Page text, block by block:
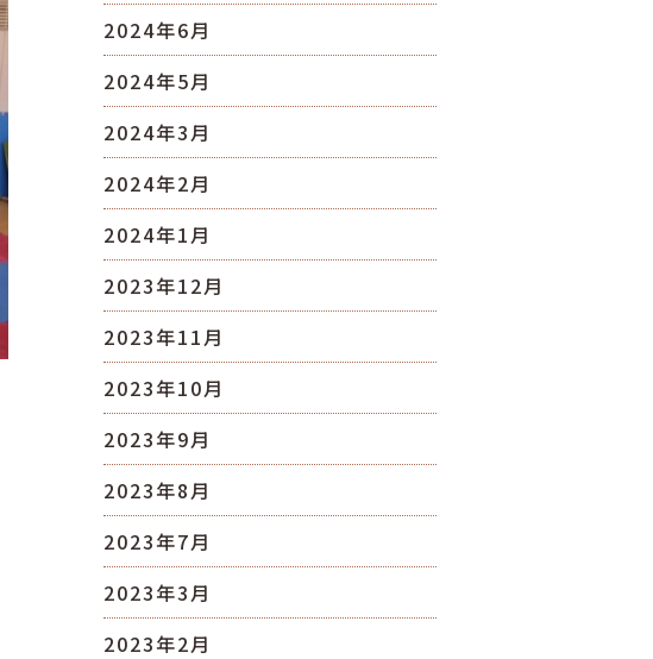
2024年6月
2024年5月
2024年3月
2024年2月
2024年1月
2023年12月
2023年11月
2023年10月
2023年9月
2023年8月
2023年7月
2023年3月
2023年2月